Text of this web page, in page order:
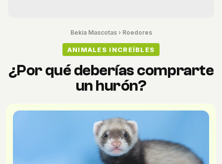
Bekia Mascotas› Roedores
ANIMALES INCREÍBLES
¿Por qué deberías comprarte
un hurón?